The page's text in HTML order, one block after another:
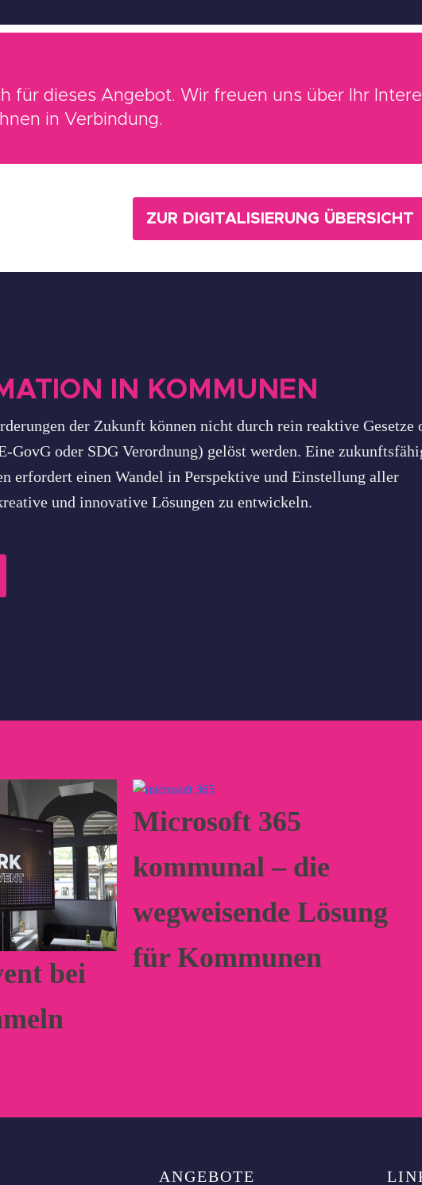
für dieses Angebot. Wir freuen uns über Ihr
in Verbindung.
ZUR DIGITALISIERUNG ÜBERSICHT
IN KOMMUNEN
der Zukunft können nicht durch rein reaktive Gesetze
GovG oder SDG Verordnung) gelöst werden. Eine
erfordert einen Wandel in Perspektive und Einstellung aller
und innovative Lösungen zu entwickeln.
bei
Microsoft 365
kommunal – die
wegweisende Lösung
für Kommunen
ANGEBOTE